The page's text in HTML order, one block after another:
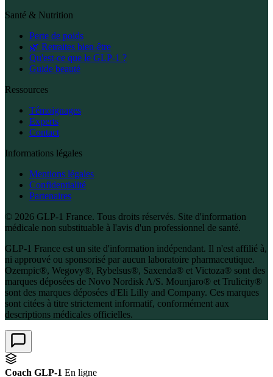
Santé & Nutrition
Perte de poids
🌿 Retraites bien-être
Qu'est-ce que le GLP-1 ?
Guide beauté
Ressources
Témoignages
Experts
Contact
Informations légales
Mentions légales
Confidentialité
Partenaires
© 2026 GLP-1 France. Tous droits réservés. Site d'information
médicale non substituable à l'avis d'un professionnel de santé.
GLP-1 France est un site d'information indépendant. Il n'est affilié à,
ni approuvé ou sponsorisé par aucun laboratoire pharmaceutique.
Ozempic®, Wegovy®, Rybelsus®, Saxenda® et Victoza® sont des
marques déposées de Novo Nordisk A/S. Mounjaro® et Trulicity®
sont des marques déposées d'Eli Lilly and Company. Ces marques
sont citées à titre strictement informatif, conformément aux
descriptions médicales officielles.
Coach GLP-1 En ligne